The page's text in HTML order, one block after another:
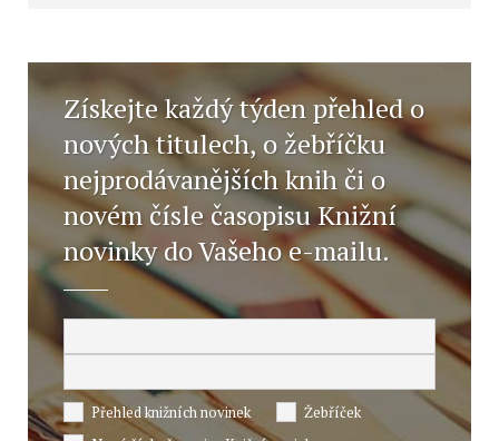
Získejte každý týden přehled o
nových titulech, o žebříčku
nejprodávanějších knih či o
novém čísle časopisu Knižní
novinky do Vašeho e-mailu.
Přehled knižních novinek
Žebříček